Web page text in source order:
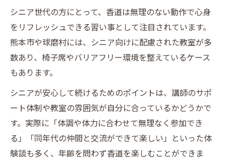
シニア世代の方にとって、香道は無理のない動作で心身
をリフレッシュできる習い事として注目されています。
熊本市や球磨村には、シニア向けに配慮された教室が多
数あり、椅子席やバリアフリー環境を整えているケース
もあります。
シニアが安心して続けるためのポイントは、講師のサポ
ート体制や教室の雰囲気が自分に合っているかどうかで
す。実際に「体調や体力に合わせて無理なく参加でき
る」「同年代の仲間と交流ができて楽しい」といった体
験談も多く、年齢を問わず香道を楽しむことができま